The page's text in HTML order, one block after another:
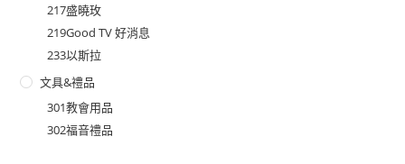
217盛曉玫
219Good TV 好消息
233以斯拉
文具&禮品
301教會用品
302福音禮品